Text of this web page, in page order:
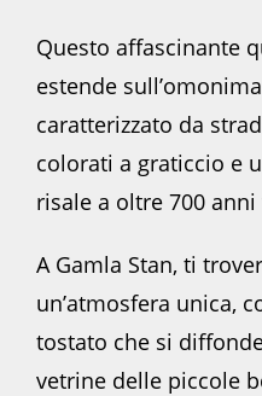
Questo affascinante
estende
caratterizzato da
colorati a graticcio e
risale a oltre 700 anni
A Gamla Stan, ti
un’atmosfera unica,
tostato che si
vetrine delle piccole